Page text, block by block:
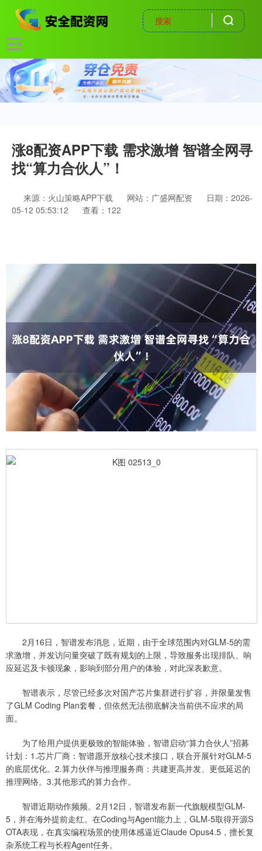
涨8配资APP下载 需求激增 智谱全网寻
找“算力合伙人”！
来源：火山策略APP下载 网站：广盛网配资
日期：2026-
05-12 05:53:12
查看：122
2月16日，智谱发布消息，近期，由于全球范围内对GLM-5的需
求激增，并发访问量突破了既有规划的上限，导致服务出现排队、响
应延迟及卡顿现象，影响到部分用户的体验，对此深表歉意。
智谱表示，尽管已经多次对国产芯片集群进行扩容，并限量发售
了GLM Coding Plan套餐，但依然无法彻底解决当前供不应求的局
面。
为了给用户提供更极致的智能体验，智谱启动“算力合伙人”招募
计划：1.芯片厂商：智谱愿开放核心技术接口，联合开展针对GLM-5
的底层优化。2.算力伙伴与推理服务商：共建更高并发、更低延迟的
推理网络。3.其他形式的算力合作。
智谱近期动作频频。2月12日，智谱发布新一代旗舰模型GLM-
5，并在海外提前走红。在Coding与Agent能力上，GLM-5取得开源S
OTA表现，在真实编程场景的使用体感逼近Claude Opus4.5，擅长复
杂系统工程与长程Agent任务。